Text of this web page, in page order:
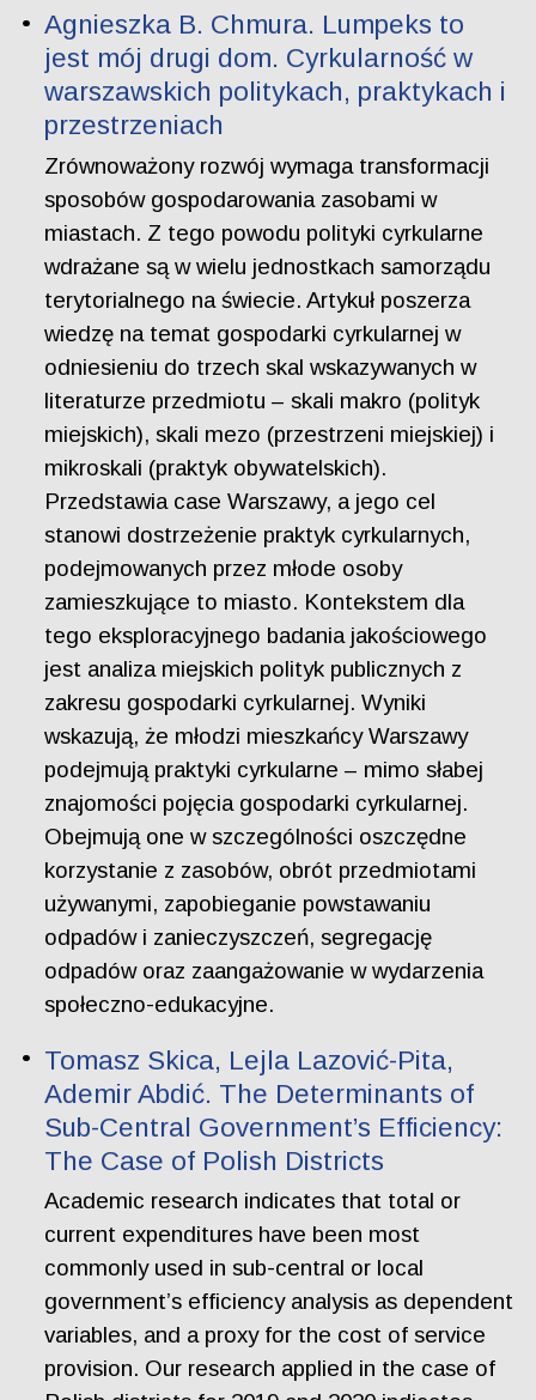
Agnieszka B. Chmura. Lumpeks to
jest mój drugi dom. Cyrkularność w
warszawskich politykach, praktykach i
przestrzeniach
Zrównoważony rozwój wymaga transformacji
sposobów gospodarowania zasobami w
miastach. Z tego powodu polityki cyrkularne
wdrażane są w wielu jednostkach samorządu
terytorialnego na świecie. Artykuł poszerza
wiedzę na temat gospodarki cyrkularnej w
odniesieniu do trzech skal wskazywanych w
literaturze przedmiotu – skali makro (polityk
miejskich), skali mezo (przestrzeni miejskiej) i
mikroskali (praktyk obywatelskich).
Przedstawia case Warszawy, a jego cel
stanowi dostrzeżenie praktyk cyrkularnych,
podejmowanych przez młode osoby
zamieszkujące to miasto. Kontekstem dla
tego eksploracyjnego badania jakościowego
jest analiza miejskich polityk publicznych z
zakresu gospodarki cyrkularnej. Wyniki
wskazują, że młodzi mieszkańcy Warszawy
podejmują praktyki cyrkularne – mimo słabej
znajomości pojęcia gospodarki cyrkularnej.
Obejmują one w szczególności oszczędne
korzystanie z zasobów, obrót przedmiotami
używanymi, zapobieganie powstawaniu
odpadów i zanieczyszczeń, segregację
odpadów oraz zaangażowanie w wydarzenia
społeczno-edukacyjne.
Tomasz Skica, Lejla Lazović-Pita,
Ademir Abdić. The Determinants of
Sub-Central Government’s Efficiency:
The Case of Polish Districts
Academic research indicates that total or
current expenditures have been most
commonly used in sub-central or local
government’s efficiency analysis as dependent
variables, and a proxy for the cost of service
provision. Our research applied in the case of